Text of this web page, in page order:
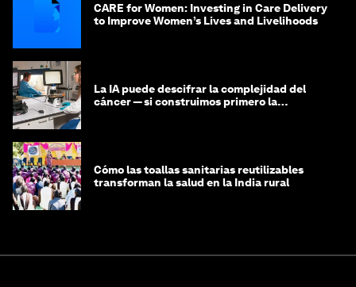
CARE for Women: Investing in Care Delivery
to Improve Women’s Lives and Livelihoods
La IA puede descifrar la complejidad del
cáncer — si construimos primero la
Cómo las toallas sanitarias reutilizables
transforman la salud en la India rural